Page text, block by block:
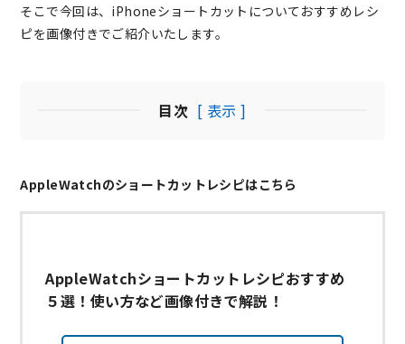
そこで今回は、iPhoneショートカットについておすすめレシ
ピを画像付きでご紹介いたします。
目次 [ 表示 ]
AppleWatchのショートカットレシピはこちら
AppleWatchショートカットレシピおすすめ
５選！使い方など画像付きで解説！